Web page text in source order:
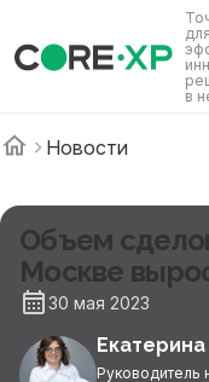
для
в
Новости
Объем
Москве
30 мая 2023
Руководитель